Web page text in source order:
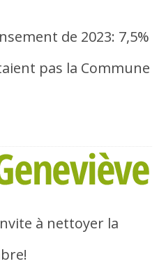
de 2023: 7,5%
pas la Commune
à nettoyer la